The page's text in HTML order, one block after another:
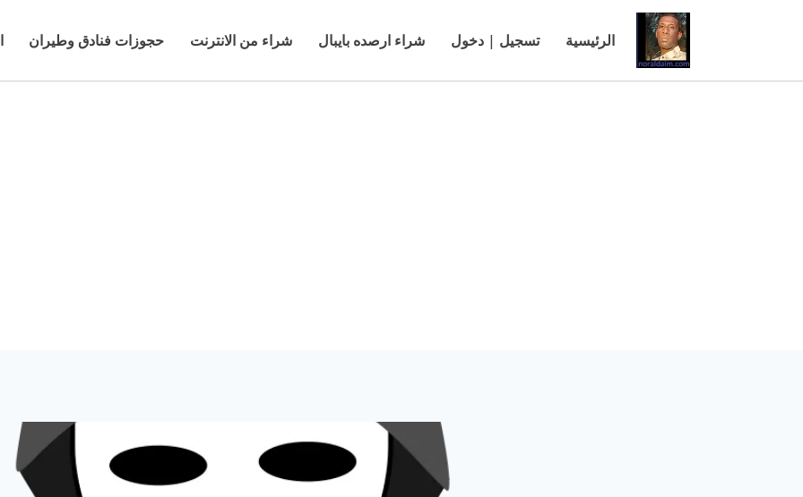
الرئيسية تسجيل | دخول شراء ارصده بايبال شراء من الانترنت حجوزات فنادق وطيران